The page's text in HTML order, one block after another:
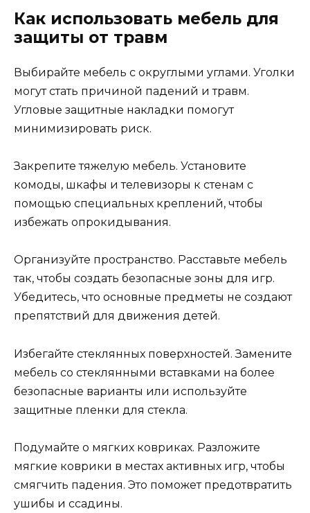
Как использовать мебель для
защиты от травм
Выбирайте мебель с округлыми углами. Уголки
могут стать причиной падений и травм.
Угловые защитные накладки помогут
минимизировать риск.
Закрепите тяжелую мебель. Установите
комоды, шкафы и телевизоры к стенам с
помощью специальных креплений, чтобы
избежать опрокидывания.
Организуйте пространство. Расставьте мебель
так, чтобы создать безопасные зоны для игр.
Убедитесь, что основные предметы не создают
препятствий для движения детей.
Избегайте стеклянных поверхностей. Замените
мебель со стеклянными вставками на более
безопасные варианты или используйте
защитные пленки для стекла.
Подумайте о мягких ковриках. Разложите
мягкие коврики в местах активных игр, чтобы
смягчить падения. Это поможет предотвратить
ушибы и ссадины.